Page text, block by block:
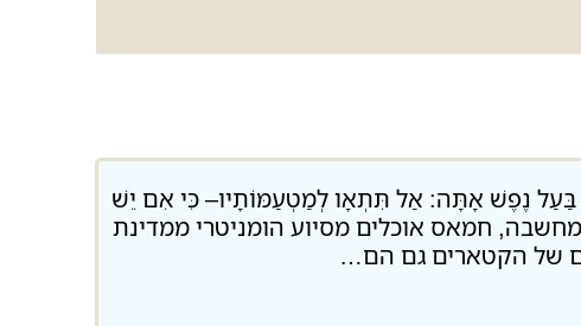
נֶפֶשׁ אָתָּה: אַל תִּתְאָו לְמַטְעַמּוֹתָיו– כִּי אִם יֵשׁ
חמאס אוכלים מסיוע הומניטרי ממדינת
של הקטארים גם הם…